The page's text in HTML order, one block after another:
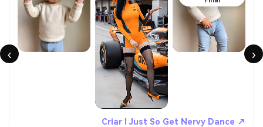
‹ ›
Criar I Just So Get Nervy Dance ↗